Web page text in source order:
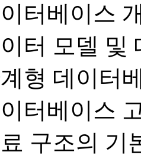
터베이스
이터 모델
형 데이터
터베이스
구조의 기